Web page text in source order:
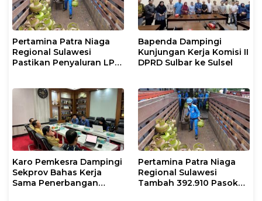
Pertamina Patra Niaga
Regional Sulawesi
Pastikan Penyaluran LPG
Pasokan Selama Periode
Hari Raya Idul adha
Bapenda Dampingi
Kunjungan Kerja Komisi II
DPRD Sulbar ke Sulsel
Karo Pemkesra Dampingi
Sekprov Bahas Kerja
Sama Penerbangan
Pertamina Patra Niaga
Regional Sulawesi
Tambah 392.910 Pasokan